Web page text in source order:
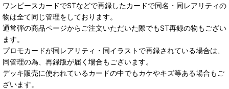
ワンピースカードでSTなどで再録したカードで同名・同レアリティの
物は全て同じ管理をしております。
通常弾の商品ページからご注文いただいた際でもST再録の物もござい
ます。
プロモカードが同レアリティ・同イラストで再録されている場合は、
同管理の為、再録版が届く場合もございます。
デッキ販売に使われているカードの中でもカケやキズ等ある場合もご
ざいます。